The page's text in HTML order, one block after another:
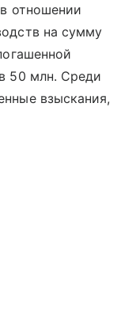
отношении
на сумму
50 млн. Среди
взыскания,